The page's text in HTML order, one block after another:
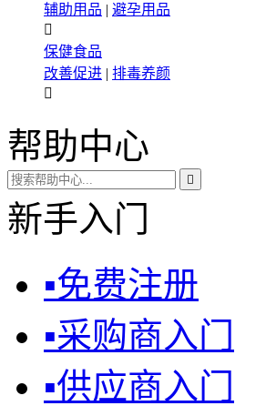
辅助用品 | 避孕用品

保健食品
改善促进 | 排毒养颜

帮助中心

新手入门
▪免费注册
▪采购商入门
▪供应商入门